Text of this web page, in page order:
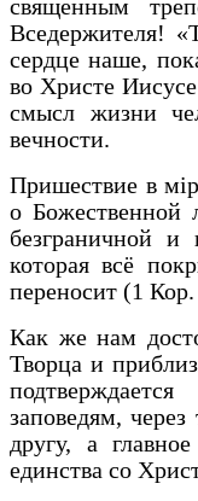
священным
Вседержителя!
сердце наше,
во Христе
смысл жизни
вечности.
Пришествие в мiр
о
безграничной
которая всё
переносит (1
Как же нам
Творца и
заповедям,
другу, а
единства со